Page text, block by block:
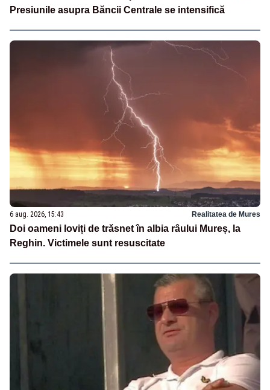
Presiunile asupra Băncii Centrale se intensifică
6 aug. 2026, 15:43 Realitatea de Mures
Doi oameni loviți de trăsnet în albia râului Mureș, la
Reghin. Victimele sunt resuscitate